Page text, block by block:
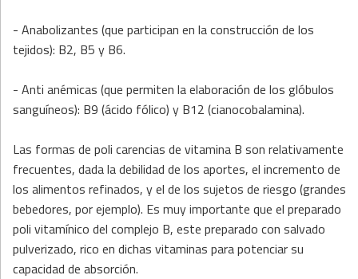
- Anabolizantes (que participan en la construcción de los
tejidos): B2, B5 y B6.
- Anti anémicas (que permiten la elaboración de los glóbulos
sanguíneos): B9 (ácido fólico) y B12 (cianocobalamina).
Las formas de poli carencias de vitamina B son relativamente
frecuentes, dada la debilidad de los aportes, el incremento de
los alimentos refinados, y el de los sujetos de riesgo (grandes
bebedores, por ejemplo). Es muy importante que el preparado
poli vitamínico del complejo B, este preparado con salvado
pulverizado, rico en dichas vitaminas para potenciar su
capacidad de absorción.